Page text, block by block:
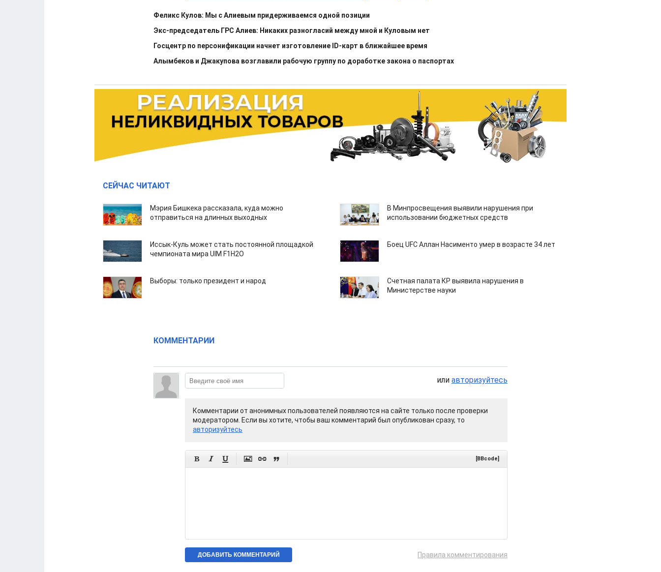
Феликс Кулов: Мы с Алиевым придерживаемся одной позиции
Экс-председатель ГРС Алиев: Никаких разногласий между мной и Куловым нет
Госцентр по персонификации начнет изготовление ID-карт в ближайшее время
Алымбеков и Джакупова возглавили рабочую группу по доработке закона о паспортах
СЕЙЧАС ЧИТАЮТ
Мэрия Бишкека рассказала, куда можно
отправиться на длинных выходных
В Минпросвещения выявили нарушения при
использовании бюджетных средств
Иссык-Куль может стать постоянной площадкой
чемпионата мира UIM F1H2O
Боец UFC Аллан Насименто умер в возрасте 34 лет
Выборы: только президент и народ
Счетная палата КР выявила нарушения в
Министерстве науки
КОММЕНТАРИИ
или авторизуйтесь
Комментарии от анонимных пользователей появляются на сайте только после проверки
модератором. Если вы хотите, чтобы ваш комментарий был опубликован сразу, то
авторизуйтесь
      [BBcode]
Правила комментирования